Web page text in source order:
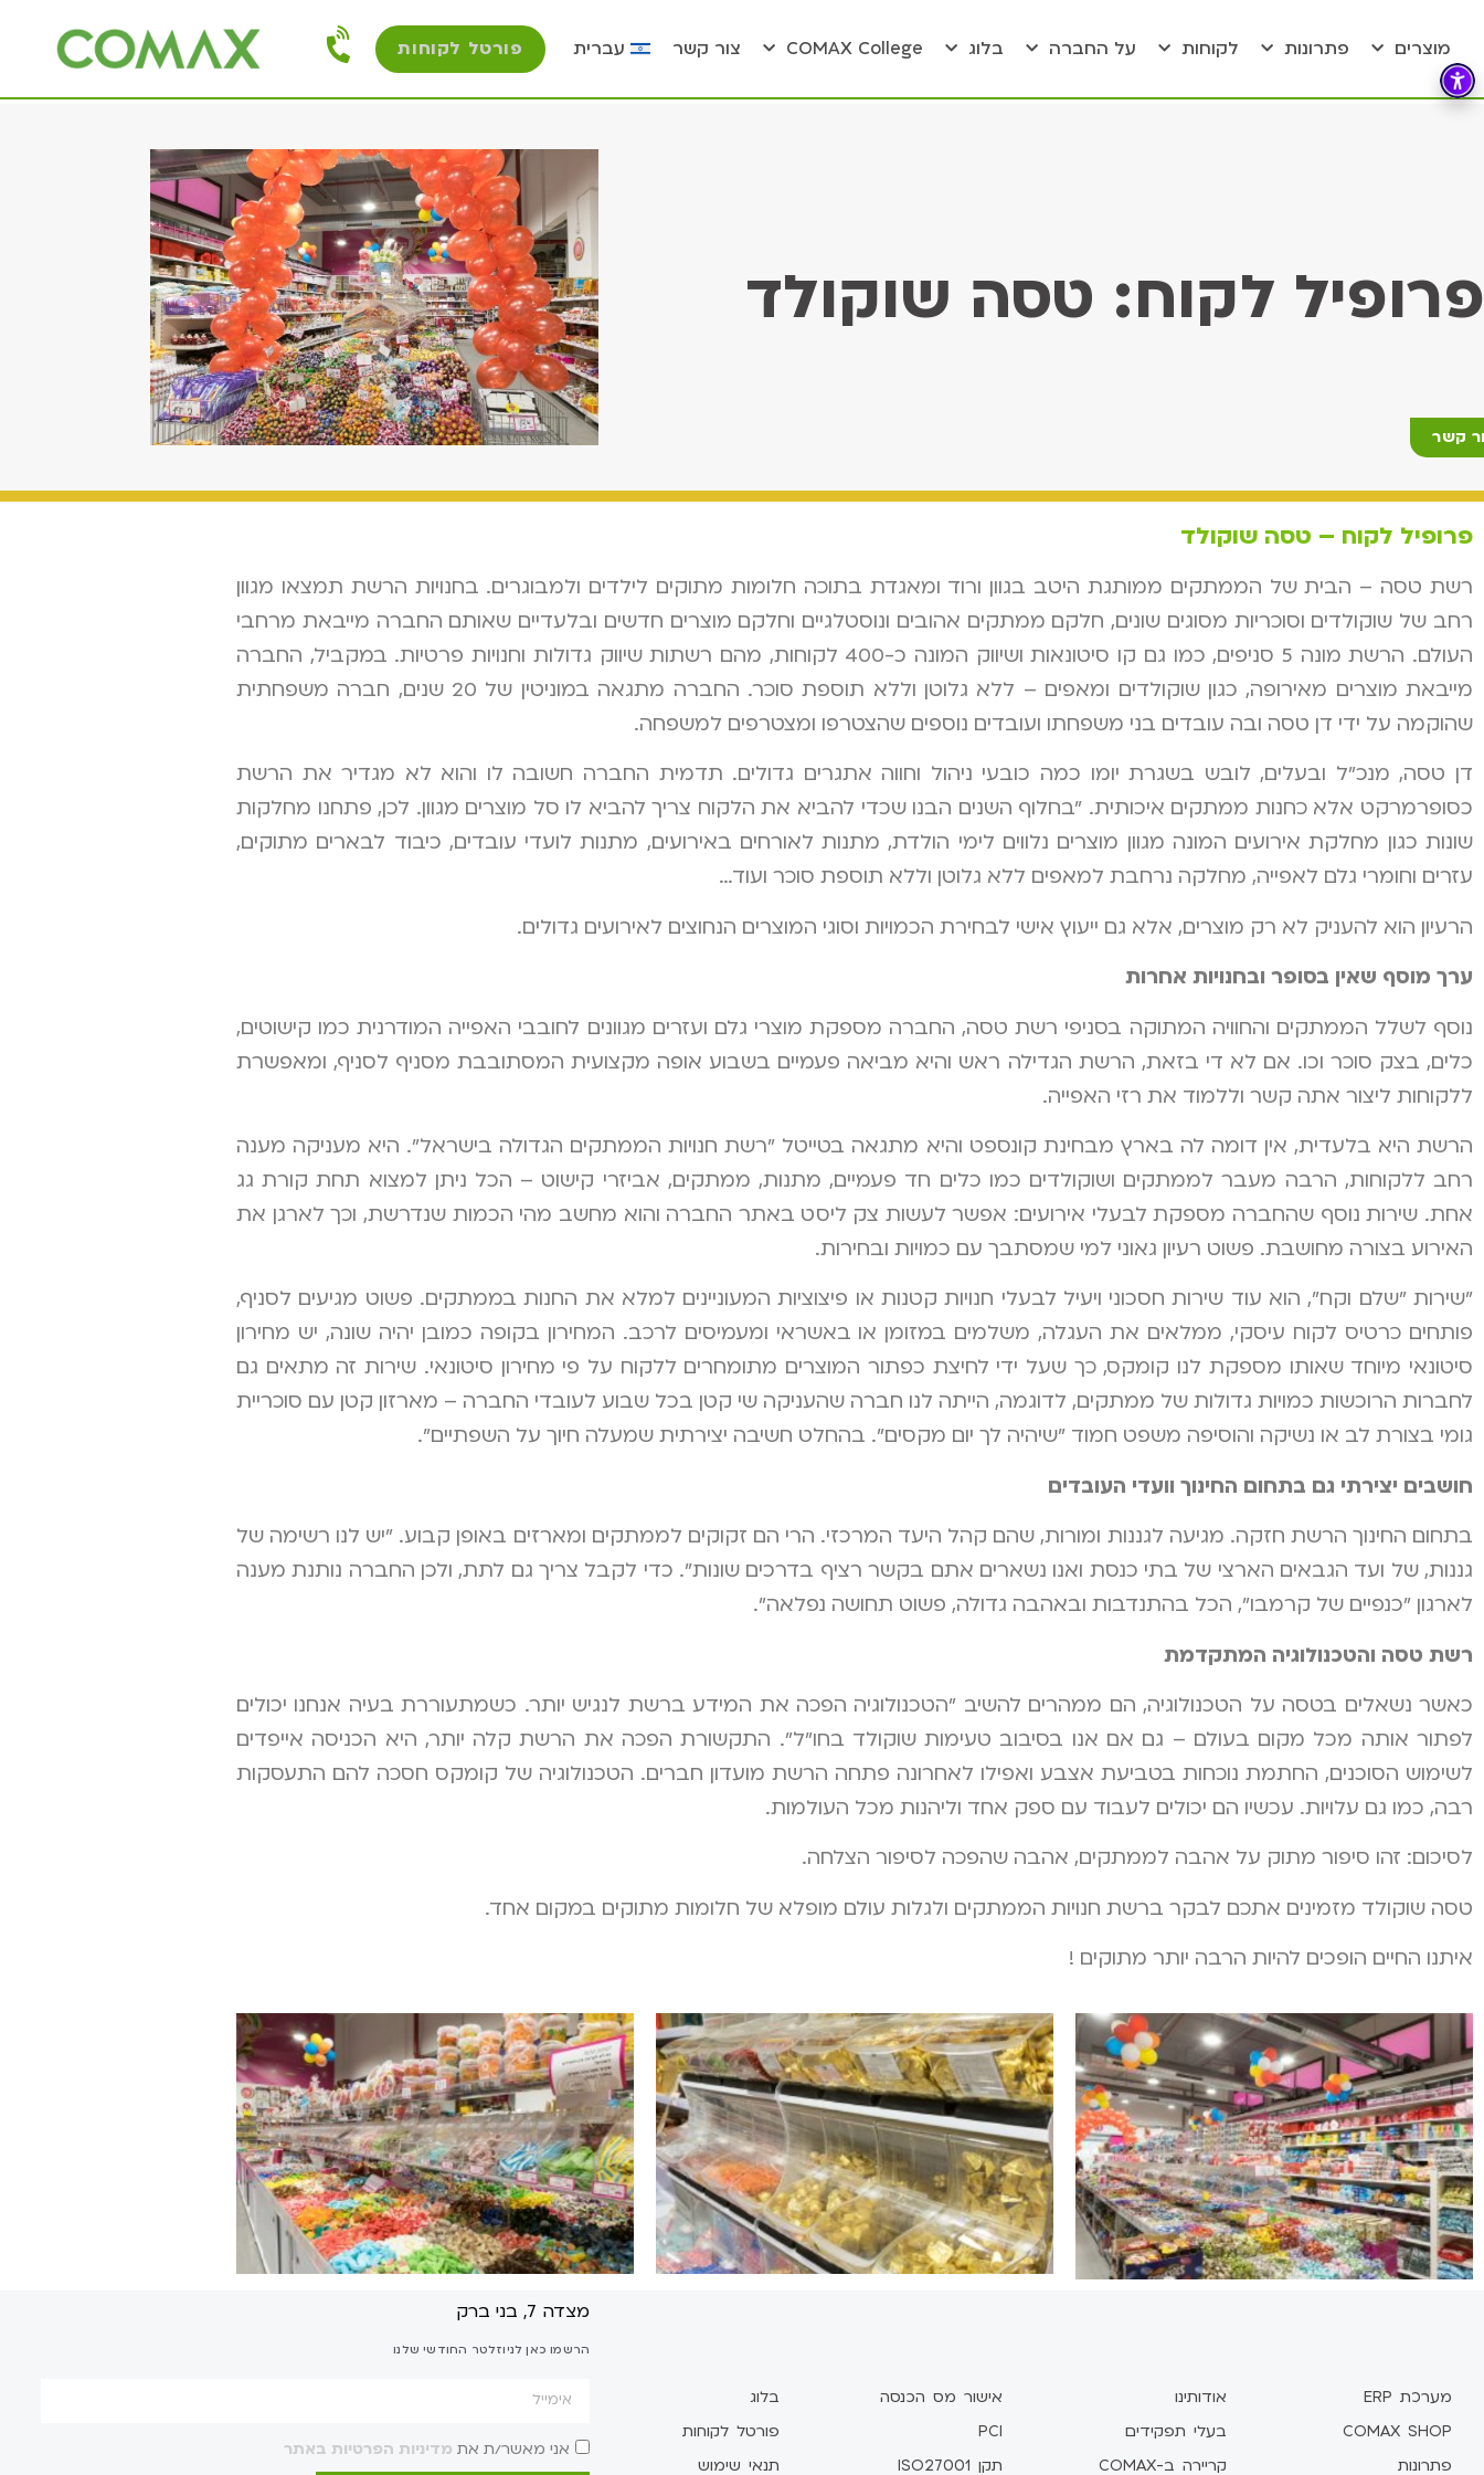
מוצרים פתרונות לקוחות על החברה בלוג COMAX College צור קשר עברית פורטל לקוחות
קשר
פרופיל לקוח: טסה שוקולד
פרופיל לקוח – טסה שוקולד
רשת טסה – הבית של הממתקים ממותגת היטב בגוון ורוד ומאגדת בתוכה חלומות מתוקים לילדים ולמבוגרים. בחנויות הרשת תמצאו מגוון
רחב של שוקולדים וסוכריות מסוגים שונים, חלקם ממתקים אהובים ונוסטלגיים וחלקם מוצרים חדשים ובלעדיים שאותם החברה מייבאת מרחבי
העולם. הרשת מונה 5 סניפים, כמו גם קו סיטונאות ושיווק המונה כ-400 לקוחות, מהם רשתות שיווק גדולות וחנויות פרטיות. במקביל, החברה
מייבאת מוצרים מאירופה, כגון שוקולדים ומאפים – ללא גלוטן וללא תוספת סוכר. החברה מתגאה במוניטין של 20 שנים, חברה משפחתית
שהוקמה על ידי דן טסה ובה עובדים בני משפחתו ועובדים נוספים שהצטרפו ומצטרפים למשפחה.
דן טסה, מנכ"ל ובעלים, לובש בשגרת יומו כמה כובעי ניהול וחווה אתגרים גדולים. תדמית החברה חשובה לו והוא לא מגדיר את הרשת
כסופרמרקט אלא כחנות ממתקים איכותית. "בחלוף השנים הבנו שכדי להביא את הלקוח צריך להביא לו סל מוצרים מגוון. לכן, פתחנו מחלקות
שונות כגון מחלקת אירועים המונה מגוון מוצרים נלווים לימי הולדת, מתנות לאורחים באירועים, מתנות לועדי עובדים, כיבוד לבארים מתוקים,
עזרים וחומרי גלם לאפייה, מחלקה נרחבת למאפים ללא גלוטן וללא תוספת סוכר ועוד…
הרעיון הוא להעניק לא רק מוצרים, אלא גם ייעוץ אישי לבחירת הכמויות וסוגי המוצרים הנחוצים לאירועים גדולים.
ערך מוסף שאין בסופר ובחנויות אחרות
נוסף לשלל הממתקים והחוויה המתוקה בסניפי רשת טסה, החברה מספקת מוצרי גלם ועזרים מגוונים לחובבי האפייה המודרנית כמו קישוטים,
כלים, בצק סוכר וכו. אם לא די בזאת, הרשת הגדילה ראש והיא מביאה פעמיים בשבוע אופה מקצועית המסתובבת מסניף לסניף, ומאפשרת
ללקוחות ליצור אתה קשר וללמוד את רזי האפייה.
הרשת היא בלעדית, אין דומה לה בארץ מבחינת קונספט והיא מתגאה בטייטל "רשת חנויות הממתקים הגדולה בישראל". היא מעניקה מענה
רחב ללקוחות, הרבה מעבר לממתקים ושוקולדים כמו כלים חד פעמיים, מתנות, ממתקים, אביזרי קישוט – הכל ניתן למצוא תחת קורת גג
אחת. שירות נוסף שהחברה מספקת לבעלי אירועים: אפשר לעשות צק ליסט באתר החברה והוא מחשב מהי הכמות שנדרשת, וכך לארגן את
האירוע בצורה מחושבת. פשוט רעיון גאוני למי שמסתבך עם כמויות ובחירות.
"שירות "שלם וקח", הוא עוד שירות חסכוני ויעיל לבעלי חנויות קטנות או פיצוציות המעוניינים למלא את החנות בממתקים. פשוט מגיעים לסניף,
פותחים כרטיס לקוח עיסקי, ממלאים את העגלה, משלמים במזומן או באשראי ומעמיסים לרכב. המחירון בקופה כמובן יהיה שונה, יש מחירון
סיטונאי מיוחד שאותו מספקת לנו קומקס, כך שעל ידי לחיצת כפתור המוצרים מתומחרים ללקוח על פי מחירון סיטונאי. שירות זה מתאים גם
לחברות הרוכשות כמויות גדולות של ממתקים, לדוגמה, הייתה לנו חברה שהעניקה שי קטן בכל שבוע לעובדי החברה – מארזון קטן עם סוכריית
גומי בצורת לב או נשיקה והוסיפה משפט חמוד "שיהיה לך יום מקסים". בהחלט חשיבה יצירתית שמעלה חיוך על השפתיים".
חושבים יצירתי גם בתחום החינוך וועדי העובדים
בתחום החינוך הרשת חזקה. מגיעה לגננות ומורות, שהם קהל היעד המרכזי. הרי הם זקוקים לממתקים ומארזים באופן קבוע. "יש לנו רשימה של
גננות, של ועד הגבאים הארצי של בתי כנסת ואנו נשארים אתם בקשר רציף בדרכים שונות". כדי לקבל צריך גם לתת, ולכן החברה נותנת מענה
לארגון "כנפיים של קרמבו", הכל בהתנדבות ובאהבה גדולה, פשוט תחושה נפלאה".
רשת טסה והטכנולוגיה המתקדמת
כאשר נשאלים בטסה על הטכנולוגיה, הם ממהרים להשיב "הטכנולוגיה הפכה את המידע ברשת לנגיש יותר. כשמתעוררת בעיה אנחנו יכולים
לפתור אותה מכל מקום בעולם – גם אם אנו בסיבוב טעימות שוקולד בחו"ל". התקשורת הפכה את הרשת קלה יותר, היא הכניסה אייפדים
לשימוש הסוכנים, החתמת נוכחות בטביעת אצבע ואפילו לאחרונה פתחה הרשת מועדון חברים. הטכנולוגיה של קומקס חסכה להם התעסקות
רבה, כמו גם עלויות. עכשיו הם יכולים לעבוד עם ספק אחד וליהנות מכל העולמות.
לסיכום: זהו סיפור מתוק על אהבה לממתקים, אהבה שהפכה לסיפור הצלחה.
טסה שוקולד מזמינים אתכם לבקר ברשת חנויות הממתקים ולגלות עולם מופלא של חלומות מתוקים במקום אחד.
איתנו החיים הופכים להיות הרבה יותר מתוקים !
מערכת ERP
COMAX SHOP
פתרונות
אודותינו
בעלי תפקידים
קריירה ב-COMAX
אישור מס הכנסה
PCI
תקן ISO27001
בלוג
פורטל לקוחות
תנאי שימוש
מצדה 7, בני ברק
הרשמו כאן לניוזלטר החודשי שלנו
אני מאשר/ת את מדיניות הפרטיות באתר